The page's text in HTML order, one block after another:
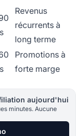
Revenus
récurrents à
long terme
Promotions à
forte marge
aujourd'hui
minutes. Aucune